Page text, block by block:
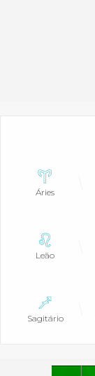
Áries
Leão
Sagitário